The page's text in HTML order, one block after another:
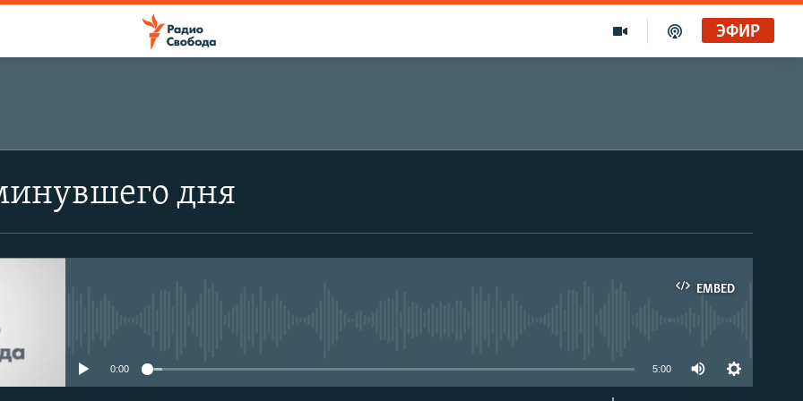
ЭФИР
дня
EMBED
0:00 5:00